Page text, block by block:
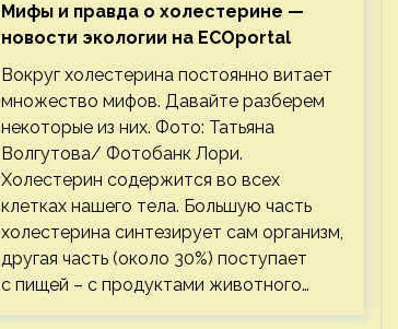
Мифы и правда о холестерине —
новости экологии на ECOportal
Вокруг холестерина постоянно витает
множество мифов. Давайте разберем
некоторые из них. Фото: Татьяна
Волгутова/ Фотобанк Лори.
Холестерин содержится во всех
клетках нашего тела. Большую часть
холестерина синтезирует сам организм,
другая часть (около 30%) поступает
с пищей – с продуктами животного…